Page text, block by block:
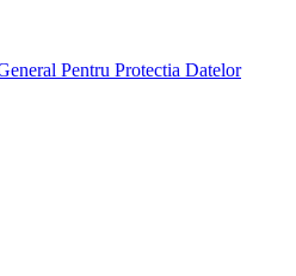
Pentru Protectia Datelor